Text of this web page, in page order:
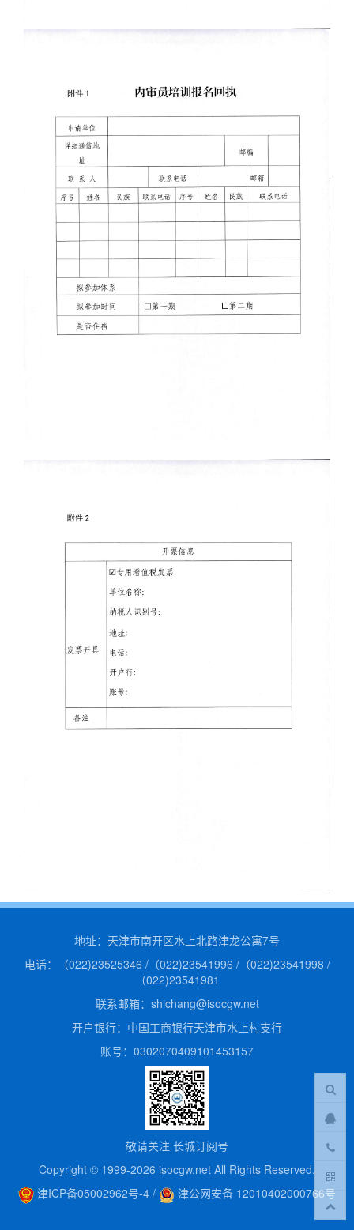
地址：天津市南开区水上北路津龙公寓7号
电话：（022)23525346 /（022)23541996 /（022)23541998 /
（022)23541981
联系邮箱：shichang@isocgw.net
开户银行：中国工商银行天津市水上村支行
账号：0302070409101453157
敬请关注 长城订阅号
Copyright © 1999-2026 isocgw.net All Rights Reserved.
津ICP备05002962号-4 / 津公网安备 12010402000766号